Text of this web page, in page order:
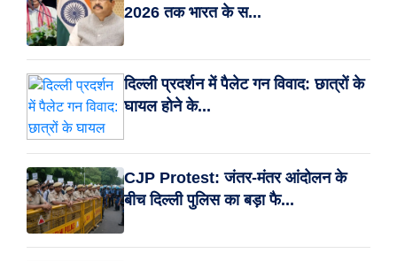
2026 तक भारत के स...
दिल्ली प्रदर्शन में पैलेट गन विवाद: छात्रों के
घायल होने के...
CJP Protest: जंतर-मंतर आंदोलन के
बीच दिल्ली पुलिस का बड़ा फै...